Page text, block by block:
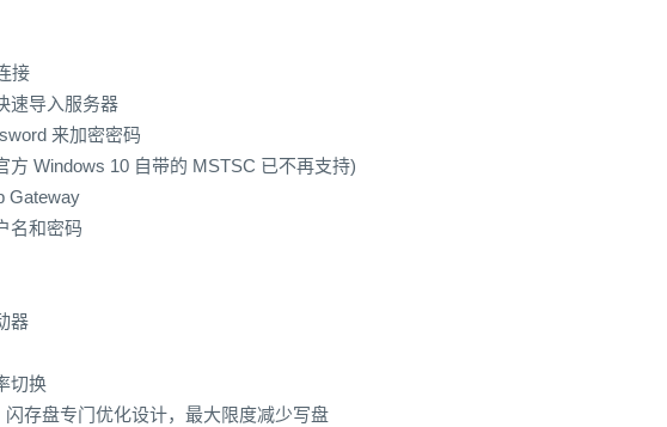
接
速导入服务器
来加密密码
方 Windows 10 自带的 MSTSC 已不再支持)
Gateway
名和密码
器
切换
存盘专门优化设计，最大限度减少写盘